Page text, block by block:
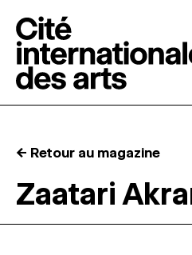
RÉSIDENCES ↓
← Retour au magazine
Zaatari